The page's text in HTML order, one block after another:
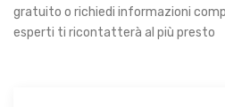
gratuito o richiedi informazioni
esperti ti ricontatterà al più presto